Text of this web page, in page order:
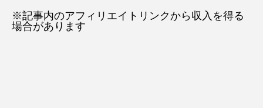
※記事内のアフィリエイトリンクから収入を得る
場合があります